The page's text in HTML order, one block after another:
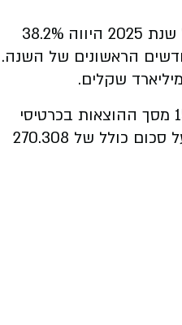
היקף ההוצאות באמצעות ארנקים דיגיטליים במהלך החציון הראשון של שנת 2025 היווה 38.2%
הראשונים של השנה.
סך ההוצאות בארנקים דיגיטליים בחציון הראשון של 2025 מהווים 15.9% מסך ההוצאות בכרטיסי
אשראי במהלך התקופה. סך ההוצאות בחציון הראשון של 2025 עמדו על סכום כולל של 270.308